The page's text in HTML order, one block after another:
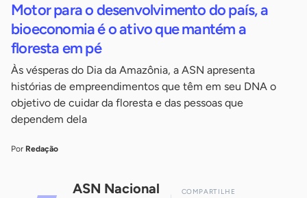
Motor para o desenvolvimento do país, a
bioeconomia é o ativo que mantém a
floresta em pé
Às vésperas do Dia da Amazônia, a ASN apresenta
histórias de empreendimentos que têm em seu DNA o
objetivo de cuidar da floresta e das pessoas que
dependem dela
Por Redação
ASN Nacional COMPARTILHE